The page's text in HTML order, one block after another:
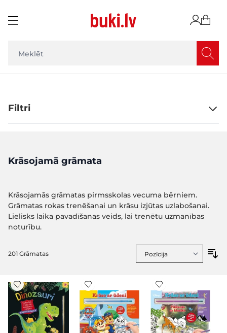
Filtri
Krāsojamā grāmata
Krāsojamās grāmatas pirmsskolas vecuma bērniem.
Grāmatas rokas trenēšanai un krāsu izjūtas uzlabošanai.
Lielisks laika pavadīšanas veids, lai trenētu uzmanības
noturību.
201 Grāmatas